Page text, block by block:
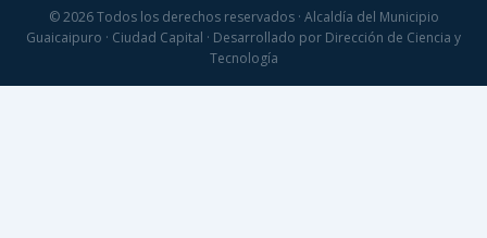
© 2026 Todos los derechos reservados · Alcaldía del Municipio
Guaicaipuro · Ciudad Capital · Desarrollado por Dirección de Ciencia y
Tecnología